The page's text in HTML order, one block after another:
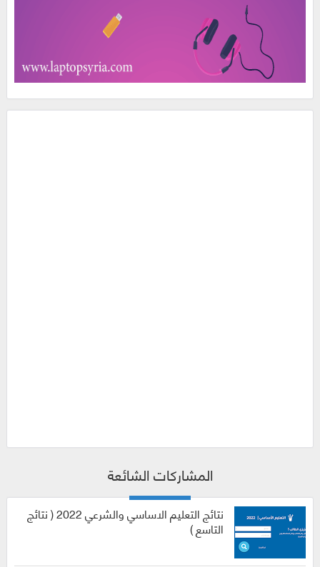
المشاركات الشائعة
نتائج التعليم الاساسي والشرعي 2022 ( نتائج
التاسع )